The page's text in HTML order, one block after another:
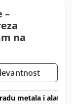
–
na
metala i alatne